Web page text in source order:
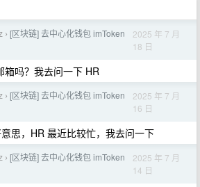
› [区块链] 去中心化钱包 imToken
2025 年 7 月
18 日
箱吗？我去问一下 HR
› [区块链] 去中心化钱包 imToken
2025 年 7 月
16 日
思，HR 最近比较忙，我去问一下
› [区块链] 去中心化钱包 imToken
2025 年 7 月
14 日